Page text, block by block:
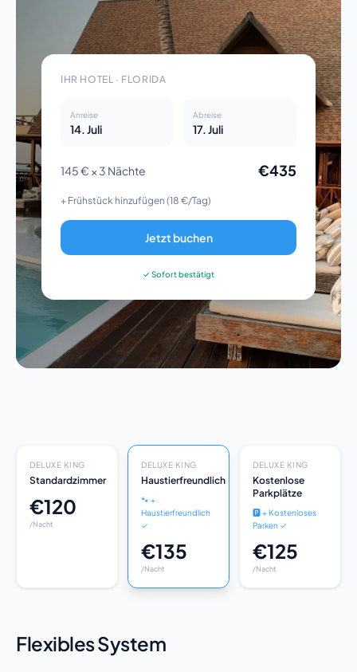
IHR HOTEL · FLORIDA
Anreise
14. Juli
Abreise
17. Juli
145 € × 3 Nächte €435
+ Frühstück hinzufügen (18 €/Tag)
Jetzt buchen
✓ Sofort bestätigt
DELUXE KING
Standardzimmer
€120
/Nacht
DELUXE KING
Haustierfreundlich
🐾 +
Haustierfreundlich
✓
€135
/Nacht
DELUXE KING
Kostenlose
Parkplätze
🅿️ + Kostenloses
Parken ✓
€125
/Nacht
Flexibles System